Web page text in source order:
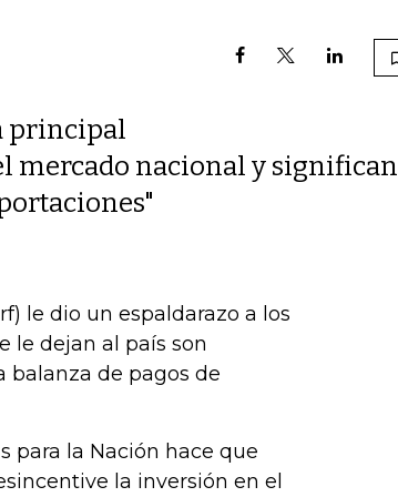
principal
mercado nacional y significan
le dio un espaldarazo a los
le dejan al país son
balanza de pagos de
para la Nación hace que
la inversión en el